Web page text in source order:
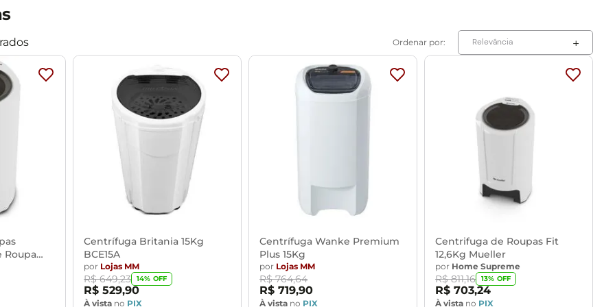
Relevância
Roupa
Centrífuga Britania 15Kg
BCE15A
por Lojas MM
R$ 649,23 14% OFF
R$ 529,90
À vista no PIX
Centrífuga Wanke Premium
Plus 15Kg
por Lojas MM
R$ 764,64
R$ 719,90
À vista no PIX
Centrifuga de Roupas Fit
12,6Kg Mueller
por Home Supreme
R$ 811,16 13% OFF
R$ 703,24
À vista no PIX